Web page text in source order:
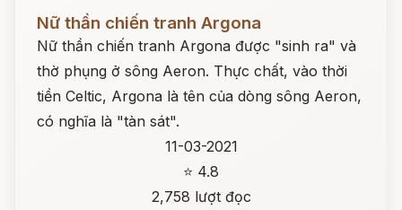
Nữ thần chiến tranh Argona
Nữ thần chiến tranh Argona được "sinh ra" và
thờ phụng ở sông Aeron. Thực chất, vào thời
tiền Celtic, Argona là tên của dòng sông Aeron,
có nghĩa là "tàn sát".
11-03-2021
⭐ 4.8
2,758 lượt đọc